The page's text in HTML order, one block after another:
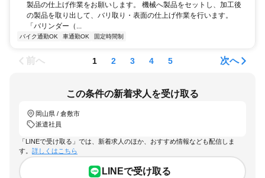
製品の仕上げ作業をお願いします。 機械へ製品をセットし、加工後
の製品を取り出して、バリ取り・表面の仕上げ作業を行います。
「バリンダー（...
バイク通勤OK 車通勤OK 固定時間制
前へ 1 2 3 4 5 次へ
この条件の新着求人を受け取る
岡山県 / 倉敷市
派遣社員
「LINEで受け取る」では、新着求人のほか、おすすめ情報なども配信しま
す。 詳しくはこちら
LINEで受け取る